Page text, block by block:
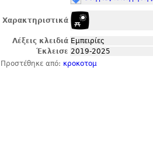
Χαρακτηριστικά
Λέξεις κλειδιά Εμπειρίες
Έκλεισε 2019-2025
Προστέθηκε από: κροκοτομ